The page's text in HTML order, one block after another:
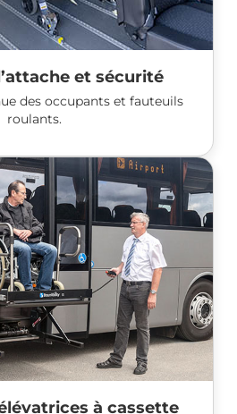
et sécurité
des occupants et fauteuils
roulants.
à cassette